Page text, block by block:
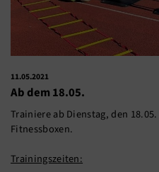
11.05.2021
Ab dem 18.05.
Trainiere ab Dienstag, den
Fitnessboxen.
Trainingszeiten: